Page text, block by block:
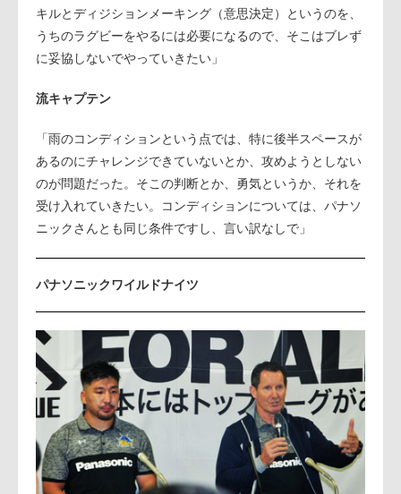
キルとディジションメーキング（意思決定）というのを、
うちのラグビーをやるには必要になるので、そこはブレず
に妥協しないでやっていきたい」
流キャプテン
「雨のコンディションという点では、特に後半スペースが
あるのにチャレンジできていないとか、攻めようとしない
のが問題だった。そこの判断とか、勇気というか、それを
受け入れていきたい。コンディションについては、パナソ
ニックさんとも同じ条件ですし、言い訳なしで」
パナソニックワイルドナイツ